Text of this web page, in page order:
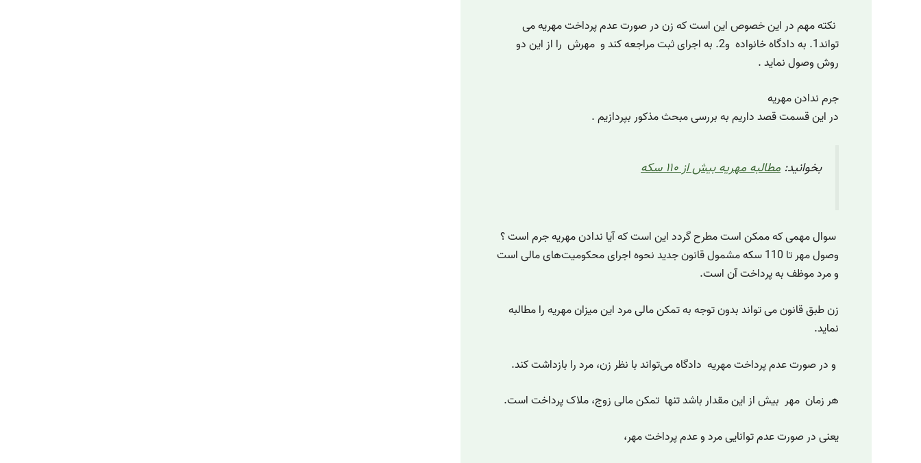
نکته مهم در این خصوص این است که زن در صورت عدم پرداخت مهریه می
تواند1. به دادگاه خانواده و2. به اجرای ثبت مراجعه کند و مهرش را از این دو
روش وصول نماید .
جرم ندادن مهریه
در این قسمت قصد داریم به بررسی مبحث مذکور بپردازیم .
بخوانید: مطالبه مهریه بیش از ۱۱۰ سکه
سوال مهمی که ممکن است مطرح گردد این است که آیا ندادن مهریه جرم است ؟
وصول مهر تا 110 سکه مشمول قانون جدید نحوه اجرای محکومیت‌های مالی است
و مرد موظف به پرداخت آن است.
زن طبق قانون می تواند بدون توجه به تمکن مالی مرد این میزان مهریه را مطالبه
نماید.
و در صورت عدم پرداخت مهریه دادگاه می‌تواند با نظر زن، مرد را بازداشت کند.
هر زمان مهر بیش از این مقدار باشد تنها تمکن مالی زوج، ملاک پرداخت است.
یعنی در صورت عدم توانایی مرد و عدم پرداخت مهر،